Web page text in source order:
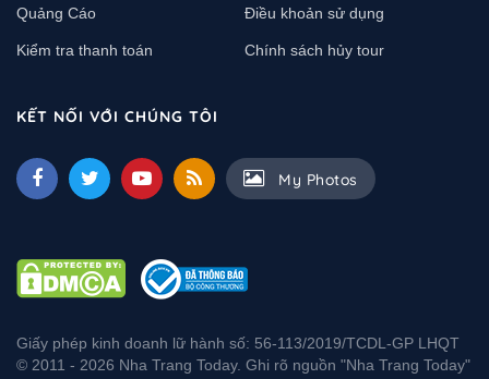
Quảng Cáo Điều khoản sử dụng
Kiểm tra thanh toán Chính sách hủy tour
KẾT NỐI VỚI CHÚNG TÔI
My Photos
Giấy phép kinh doanh lữ hành số: 56-113/2019/TCDL-GP LHQT
© 2011 - 2026 Nha Trang Today. Ghi rõ nguồn "Nha Trang Today"